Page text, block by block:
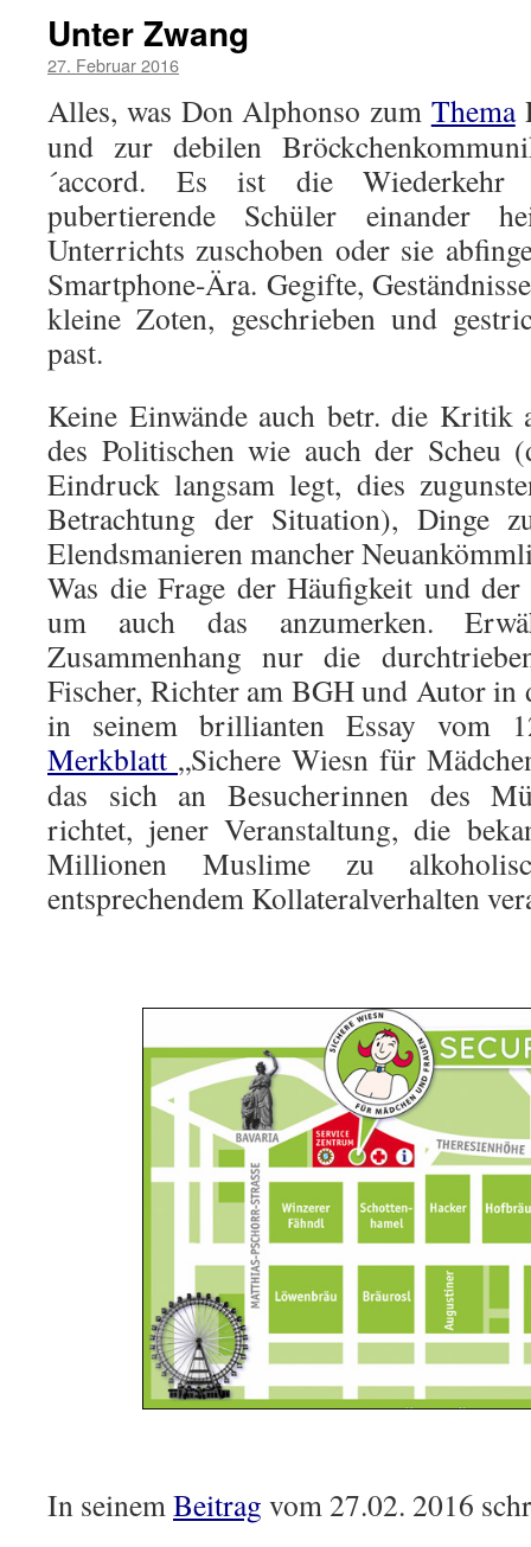
Unter Zwang
27. Februar 2016
Alles, was Don Alphonso zum Thema
und zur debilen
´accord. Es ist die Wiederkehr
pubertierende Schüler einander
Unterrichts zuschoben oder sie
Smartphone-Ära. Gegifte,
kleine Zoten, geschrieben und
past.
Keine Einwände auch betr. die Kritik
des Politischen wie auch der Scheu
Eindruck langsam legt, dies
Betrachtung der Situation), Dinge
Elendsmanieren mancher
Was die Frage der Häufigkeit und
um auch das anzumerken.
Zusammenhang nur die
Fischer, Richter am BGH und Autor in
in seinem brillianten Essay vom
Merkblatt „Sichere Wiesn für
das sich an Besucherinnen des
richtet, jener Veranstaltung, die
Millionen Muslime zu
entsprechendem Kollateralverhalten
In seinemBeitrag vom 27.02. 2016